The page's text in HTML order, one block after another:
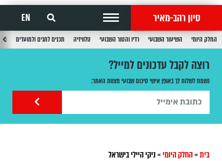
סיון רהב-מאיר EN
החלק היומי השיעור השבועי רדיו והטור השבועי טלוויזיה תכנים לחגים ולמועדים
רוצה לקבל עדכונים למייל?
נשמח לשלוח לך באופן אישי סיכום שבועי מצוות האתר:
בית»החלק היומי»ניקי היילי בישראל